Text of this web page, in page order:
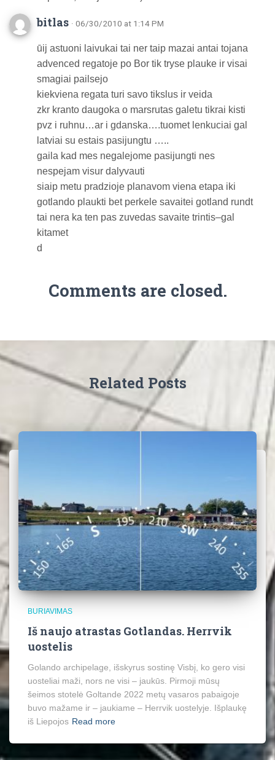
bitlas · 06/30/2010 at 1:14 PM
ūij astuoni laivukai tai ner taip mazai antai tojana
advenced regatoje po Bor tik tryse plauke ir visai
smagiai pailsejo
kiekviena regata turi savo tikslus ir veida
zkr kranto daugoka o marsrutas galetu tikrai kisti
pvz i ruhnu…ar i gdanska….tuomet lenkuciai gal
latviai su estais pasijungtu …..
gaila kad mes negalejome pasijungti nes
nespejam visur dalyvauti
siaip metu pradzioje planavom viena etapa iki
gotlando plaukti bet perkele savaitei gotland rundt
tai nera ka ten pas zuvedas savaite trintis–gal
kitamet
d
Comments are closed.
Related Posts
BURIAVIMAS
Iš naujo atrastas Gotlandas. Herrvik
uostelis
Golando archipelage, išskyrus sostinę Visbį, ko gero visi
uosteliai maži, nors ne visi – jaukūs. Pirmoji mūsų
šeimos stotelė Goltande 2022 metų vasaros pabaigoje
buvo mažame ir – jaukiame – Herrvik uostelyje. Išplaukę
iš Liepojos Read more